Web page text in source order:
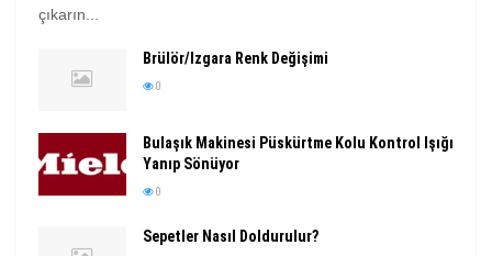
çıkarın...
Brülör/Izgara Renk Değişimi
0
Bulaşık Makinesi Püskürtme Kolu Kontrol Işığı
Yanıp Sönüyor
0
Sepetler Nasıl Doldurulur?